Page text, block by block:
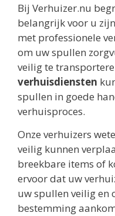
Bij Verhuizer.nu
belangrijk voor u
met professionele
om uw spullen
veilig te
verhuisdiensten
spullen in goede
verhuisproces.
Onze verhuizers
veilig kunnen
breekbare items of
ervoor dat uw
uw spullen veilig en
bestemming